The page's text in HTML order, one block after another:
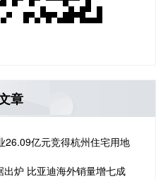
章
26.09亿元竞得杭州住宅用地
炉 比亚迪海外销量增七成